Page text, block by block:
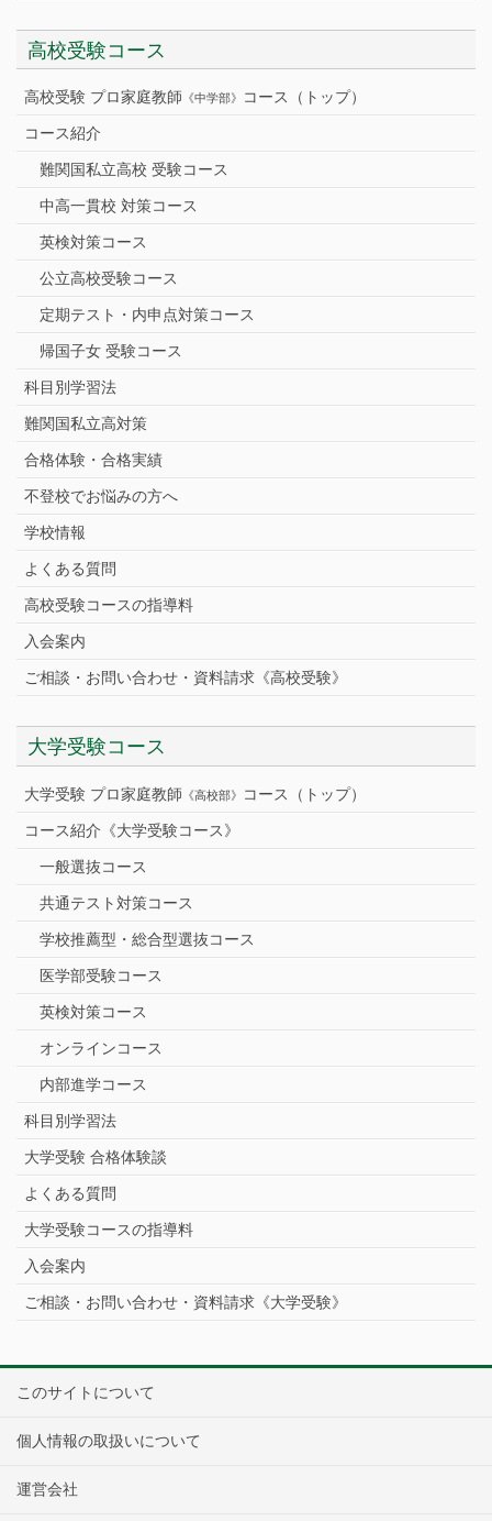
高校受験コース
高校受験 プロ家庭教師 《中学部》 コース（トップ）
コース紹介
難関国私立高校 受験コース
中高一貫校 対策コース
英検対策コース
公立高校受験コース
定期テスト・内申点対策コース
帰国子女 受験コース
科目別学習法
難関国私立高対策
合格体験・合格実績
不登校でお悩みの方へ
学校情報
よくある質問
高校受験コースの指導料
入会案内
ご相談・お問い合わせ・資料請求《高校受験》
大学受験コース
大学受験 プロ家庭教師 《高校部》 コース（トップ）
コース紹介《大学受験コース》
一般選抜コース
共通テスト対策コース
学校推薦型・総合型選抜コース
医学部受験コース
英検対策コース
オンラインコース
内部進学コース
科目別学習法
大学受験 合格体験談
よくある質問
大学受験コースの指導料
入会案内
ご相談・お問い合わせ・資料請求《大学受験》
このサイトについて
個人情報の取扱いについて
運営会社